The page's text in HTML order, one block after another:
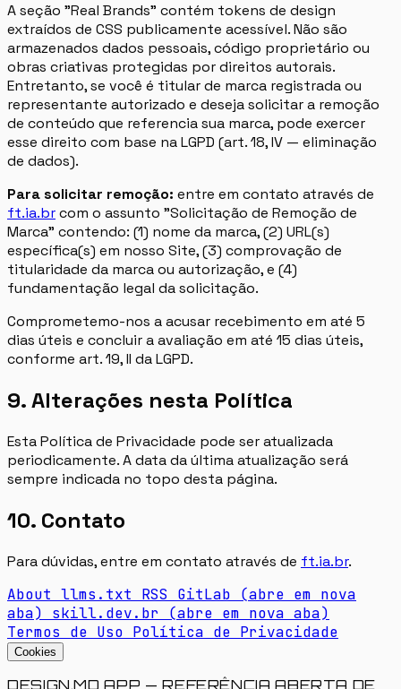
A seção "Real Brands" contém tokens de design
extraídos de CSS publicamente acessível. Não são
armazenados dados pessoais, código proprietário ou
obras criativas protegidas por direitos autorais.
Entretanto, se você é titular de marca registrada ou
representante autorizado e deseja solicitar a remoção
de conteúdo que referencia sua marca, pode exercer
esse direito com base na LGPD (art. 18, IV — eliminação
de dados).
Para solicitar remoção: entre em contato através de
ft.ia.brcom o assunto "Solicitação de Remoção de
Marca" contendo: (1) nome da marca, (2) URL(s)
específica(s) em nosso Site, (3) comprovação de
titularidade da marca ou autorização, e (4)
fundamentação legal da solicitação.
Comprometemo-nos a acusar recebimento em até 5
dias úteis e concluir a avaliação em até 15 dias úteis,
conforme art. 19, II da LGPD.
9. Alterações nesta Política
Esta Política de Privacidade pode ser atualizada
periodicamente. A data da última atualização será
sempre indicada no topo desta página.
10. Contato
Para dúvidas, entre em contato através de ft.ia.br.
About llms.txt RSS GitLab (abre em nova
aba)
skill.dev.br (abre em nova aba)
Termos de Uso Política de Privacidade
Cookies
DESIGN.MD APP — REFERÊNCIA ABERTA DE